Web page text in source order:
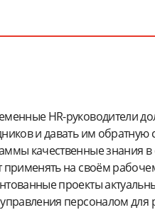
HR-руководители
и давать им
качественные знания
применять на своём
проекты
персоналом